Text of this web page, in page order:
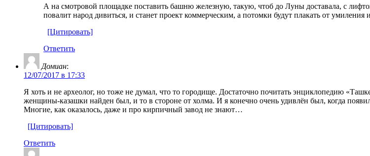
А на смотровой площадке поставить башню железную, такую, чтоб до Луны доставала, с
повалит народ дивиться, и станет проект коммерческим, а потомки будут плакать от умиления
[Цитировать]
Ответить
Домиан:
12/07/2017 в 17:33
Я хоть и не археолог, но тоже не думал, что то городище. Достаточно почитать энциклопедию
женщины-казашки найден был, и то в стороне от холма. И я конечно очень удивлён был, когда
Многие, как оказалось, даже и про кирпичный завод не знают…
[Цитировать]
Ответить